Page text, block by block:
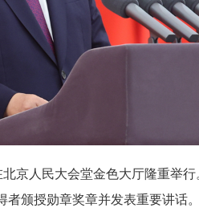
京人民大会堂金色大厅隆重举
者颁授勋章奖章并发表重要讲话